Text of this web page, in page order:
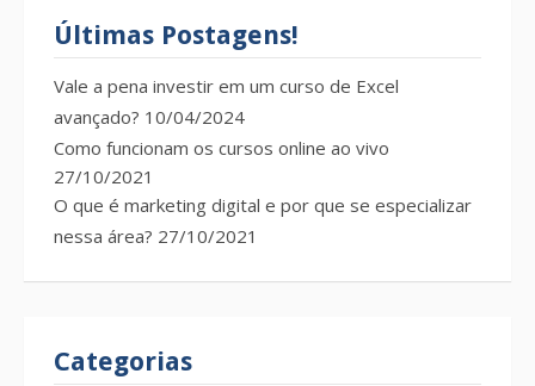
Últimas Postagens!
Vale a pena investir em um curso de Excel
avançado? 10/04/2024
Como funcionam os cursos online ao vivo
27/10/2021
O que é marketing digital e por que se especializar
nessa área? 27/10/2021
Categorias